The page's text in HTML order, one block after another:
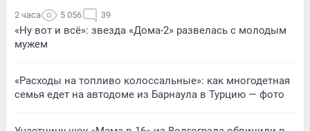
2 часа 5 056 39
«Ну вот и всё»: звезда «Дома-2» развелась с молодым
мужем
«Расходы на топливо колоссальные»: как многодетная
семья едет на автодоме из Барнаула в Турцию — фото